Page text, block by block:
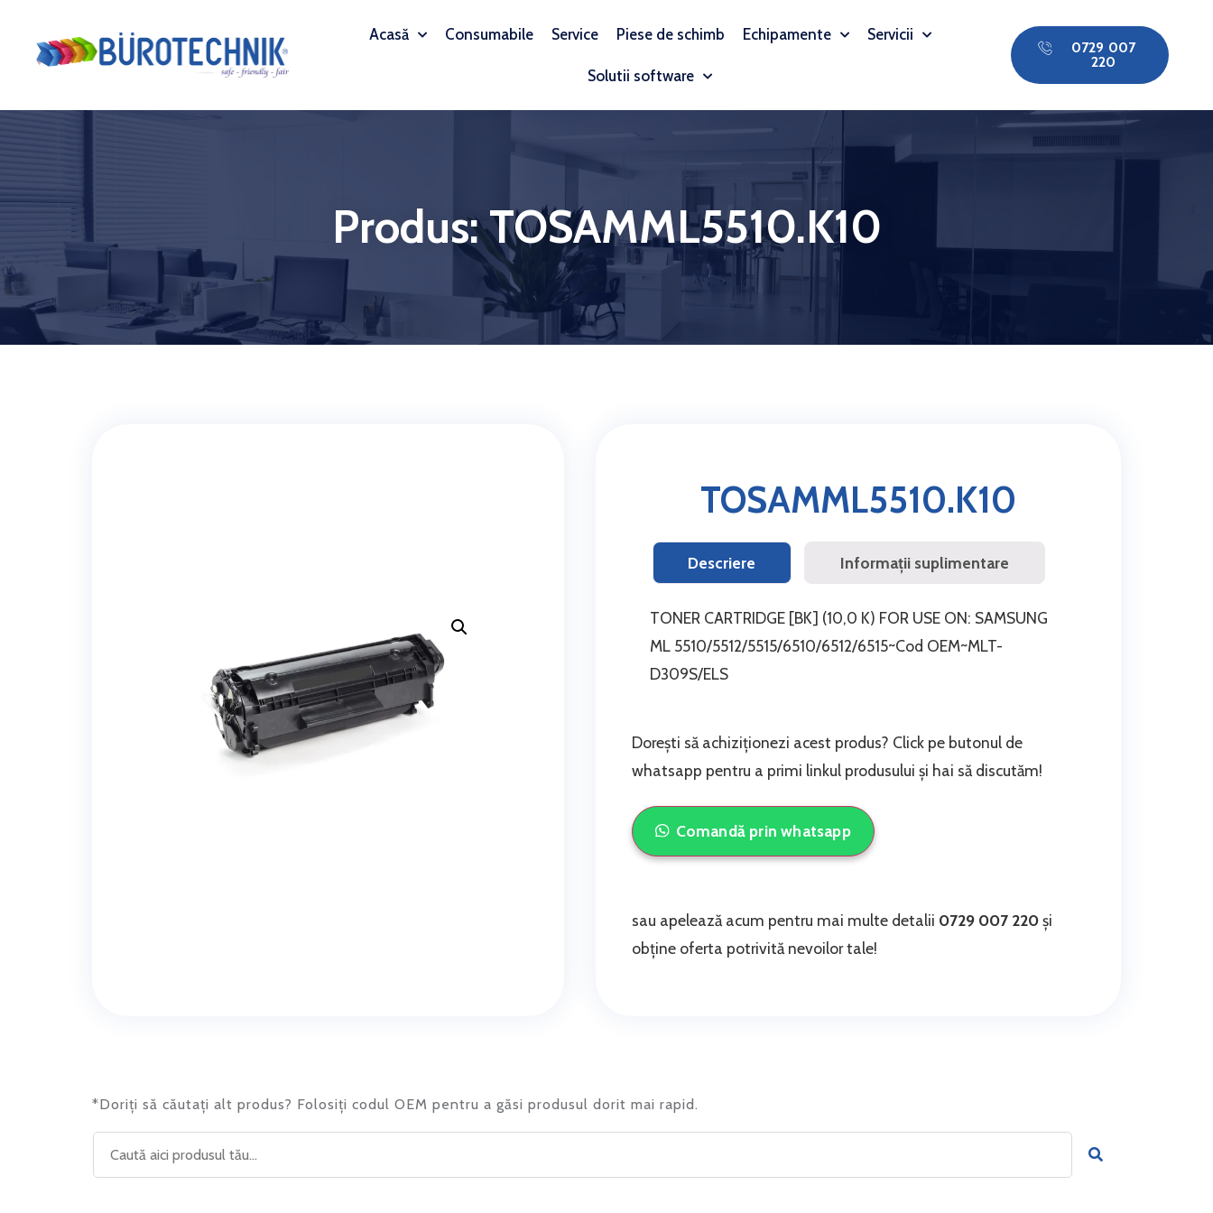
Acasă Consumabile Service Piese de schimb Echipamente Servicii
Solutii software
0729 007
220
Produs: TOSAMML5510.K10
TOSAMML5510.K10
Descriere Informații suplimentare
TONER CARTRIDGE [BK] (10,0 K) FOR USE ON: SAMSUNG
ML 5510/5512/5515/6510/6512/6515~Cod OEM~MLT-
D309S/ELS
Dorești să achiziționezi acest produs? Click pe butonul de
whatsapp pentru a primi linkul produsului și hai să discutăm!
Comandă prin whatsapp
sau apelează acum pentru mai multe detalii 0729 007 220și
obține oferta potrivită nevoilor tale!
*Doriți să căutați alt produs? Folosiți codul OEM pentru a găsi produsul dorit mai rapid.